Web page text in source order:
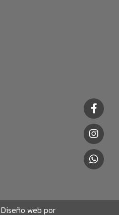
web por